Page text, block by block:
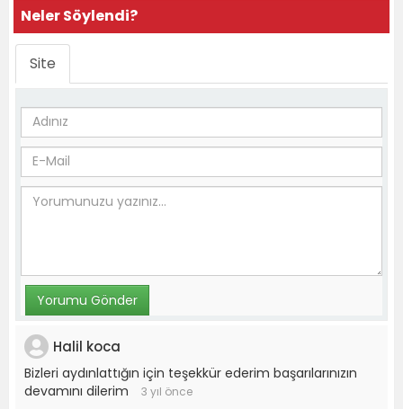
Neler Söylendi?
Site
Halil koca
Bizleri aydınlattığın için teşekkür ederim başarılarınızın
devamını dilerim
3 yıl önce